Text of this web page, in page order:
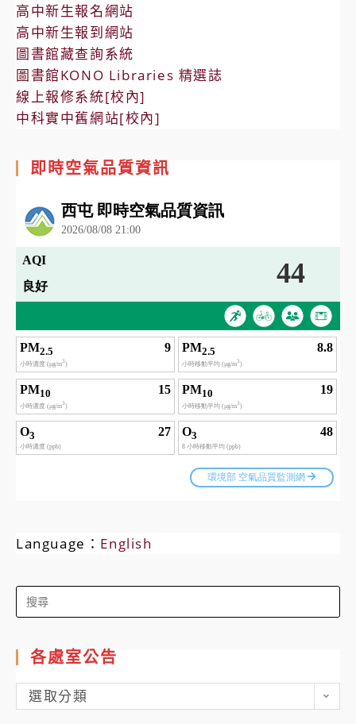
高中新生報名網站
高中新生報到網站
圖書館藏查詢系統
圖書館KONO Libraries 精選誌
線上報修系統[校內]
中科實中舊網站[校內]
即時空氣品質資訊
Language： English
Search
for:
各處室公告
各
處
選取分類